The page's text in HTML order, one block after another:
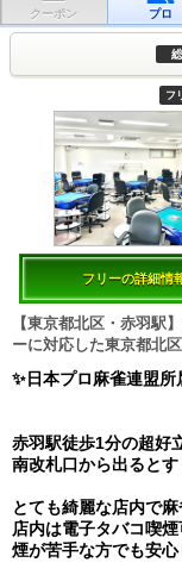
クーポン プロ
フ
フリーの詳細情
【東京都北区・赤羽駅
ーに対応した東京都北区
✨日本プロ麻雀連盟
赤羽駅徒歩1分の超好
南改札口から出るとす
とても綺麗な店内で麻
店内は電子タバコ喫煙
煙が苦手な方でも安心